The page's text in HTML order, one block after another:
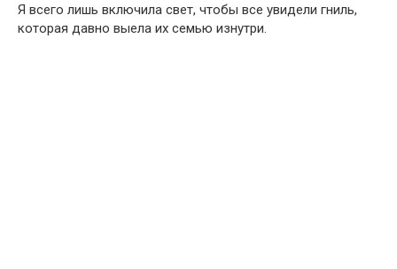
Я всего лишь включила свет, чтобы все увидели гниль,
которая давно выела их семью изнутри.